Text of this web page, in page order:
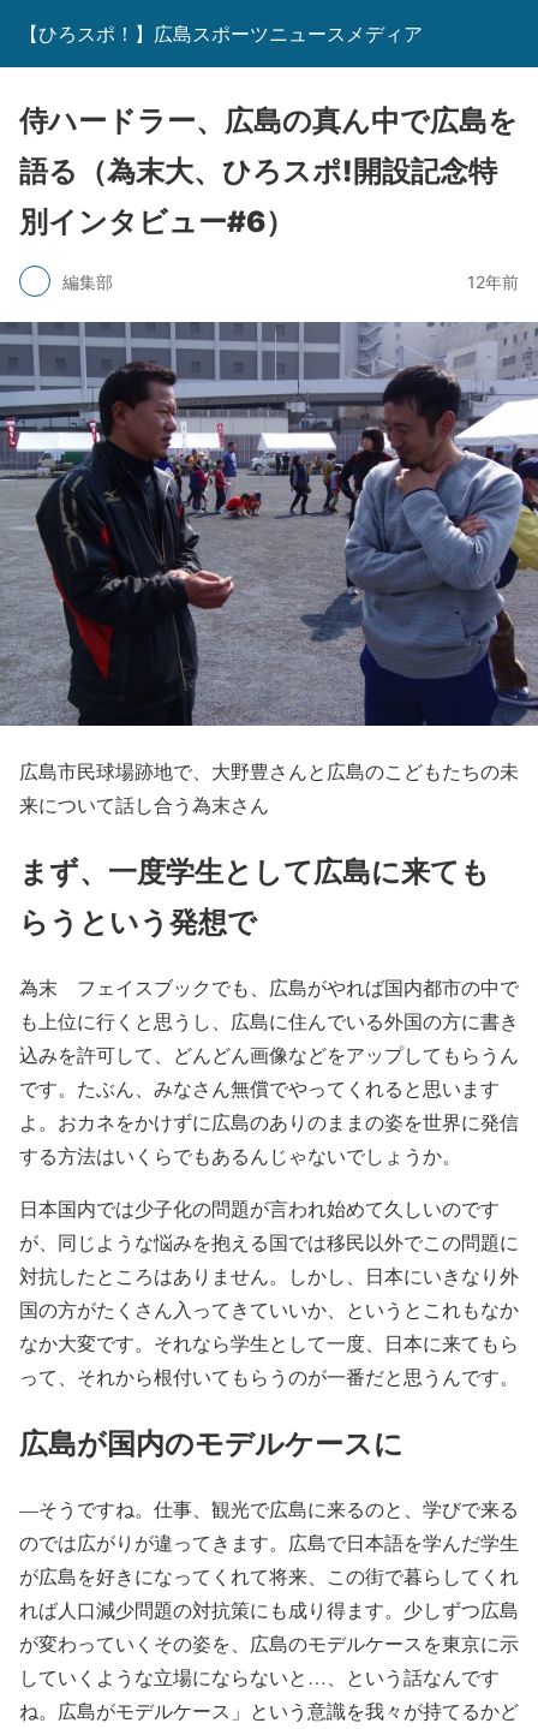
【ひろスポ！】広島スポーツニュースメディア
侍ハードラー、広島の真ん中で広島を
語る（為末大、ひろスポ!開設記念特
別インタビュー#6）
編集部 12年前
広島市民球場跡地で、大野豊さんと広島のこどもたちの未
来について話し合う為末さん
まず、一度学生として広島に来ても
らうという発想で
為末 フェイスブックでも、広島がやれば国内都市の中で
も上位に行くと思うし、広島に住んでいる外国の方に書き
込みを許可して、どんどん画像などをアップしてもらうん
です。たぶん、みなさん無償でやってくれると思います
よ。おカネをかけずに広島のありのままの姿を世界に発信
する方法はいくらでもあるんじゃないでしょうか。
日本国内では少子化の問題が言われ始めて久しいのです
が、同じような悩みを抱える国では移民以外でこの問題に
対抗したところはありません。しかし、日本にいきなり外
国の方がたくさん入ってきていいか、というとこれもなか
なか大変です。それなら学生として一度、日本に来てもら
って、それから根付いてもらうのが一番だと思うんです。
広島が国内のモデルケースに
―そうですね。仕事、観光で広島に来るのと、学びで来る
のでは広がりが違ってきます。広島で日本語を学んだ学生
が広島を好きになってくれて将来、この街で暮らしてくれ
れば人口減少問題の対抗策にも成り得ます。少しずつ広島
が変わっていくその姿を、広島のモデルケースを東京に示
していくような立場にならないと…、という話なんです
ね。広島がモデルケース」という意識を我々が持てるかど